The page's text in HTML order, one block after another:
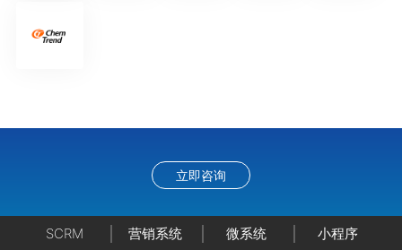
立即咨询
SCRM 营销系统 微系统 小程序